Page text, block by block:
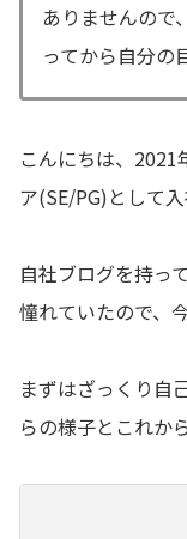
ありませんので
ってから自分の
こんにちは、
ア(SE/PG)として入
自社ブログを持っ
憧れていたので、
まずはざっくり自
らの様子とこれか